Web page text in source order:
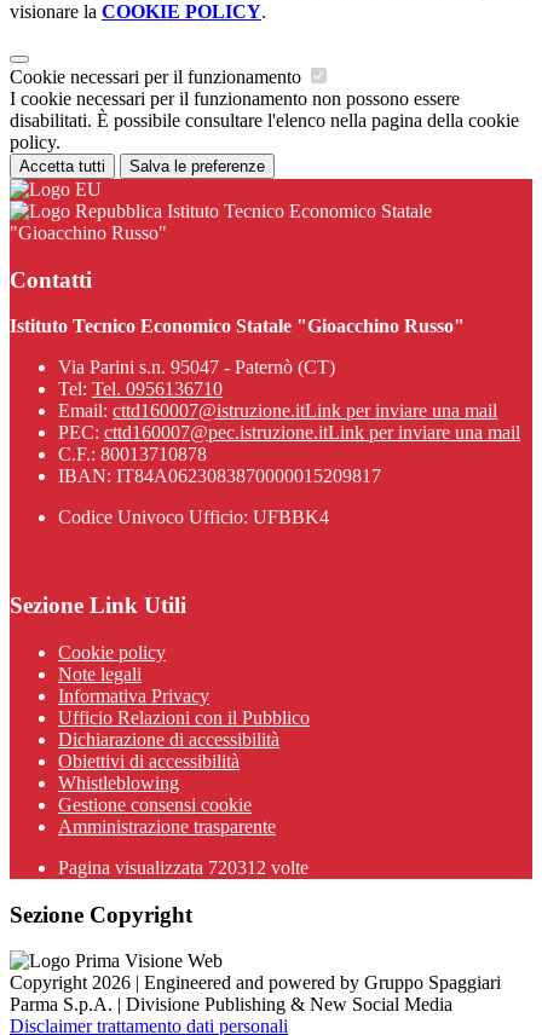
visionare la COOKIE POLICY.
Cookie necessari per il funzionamento
I cookie necessari per il funzionamento non possono essere
disabilitati. È possibile consultare l'elenco nella pagina della cookie
policy.
Accetta tutti Salva le preferenze
Istituto Tecnico Economico Statale
"Gioacchino Russo"
Contatti
Istituto Tecnico Economico Statale "Gioacchino Russo"
Via Parini s.n. 95047 - Paternò (CT)
Tel: Tel. 0956136710
Email: cttd160007@istruzione.itLink per inviare una mail
PEC: cttd160007@pec.istruzione.itLink per inviare una mail
C.F.: 80013710878
IBAN: IT84A0623083870000015209817
Codice Univoco Ufficio: UFBBK4
Sezione Link Utili
Cookie policy
Note legali
Informativa Privacy
Ufficio Relazioni con il Pubblico
Dichiarazione di accessibilità
Obiettivi di accessibilità
Whistleblowing
Gestione consensi cookie
Amministrazione trasparente
Pagina visualizzata 720312 volte
Sezione Copyright
Copyright 2026 | Engineered and powered by Gruppo Spaggiari
Parma S.p.A. | Divisione Publishing & New Social Media
Disclaimer trattamento dati personali